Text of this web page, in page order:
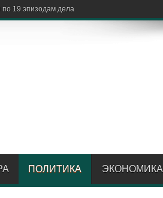
ПОЛИТИКА ЭКОНОМИКА